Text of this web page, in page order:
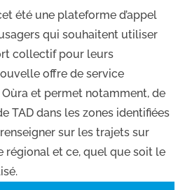
été une plateforme d’appel
qui souhaitent utiliser
collectif pour leurs
offre de service
et permet notamment, de
TAD dans les zones identifiées
sur les trajets sur
régional et ce, quel que soit le